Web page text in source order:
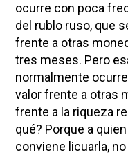
ocurre con poca
del rublo ruso, que
frente a otras
tres meses. Pero
normalmente
valor frente a otras
frente a la riqueza
qué? Porque a
conviene licuarla,